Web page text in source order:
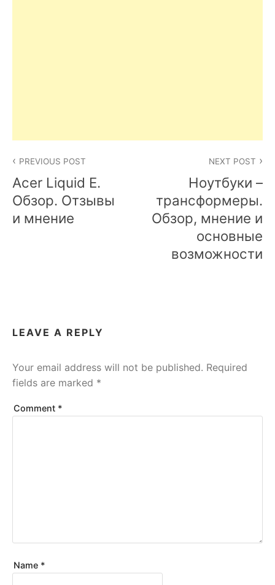
navigation
PREVIOUS POST
Acer Liquid E.
Обзор. Отзывы
и мнение
NEXT POST
Ноутбуки –
трансформеры.
Обзор, мнение и
основные
возможности
LEAVE A REPLY
Your email address will not be published. Required
fields are marked *
Comment *
Name *